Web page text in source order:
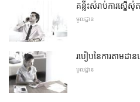
គន្លឹះសំរាប់ការស្នើសុំ
មូលដ្ឋាន
របៀបនៃការតាមដាន
មូលដ្ឋាន